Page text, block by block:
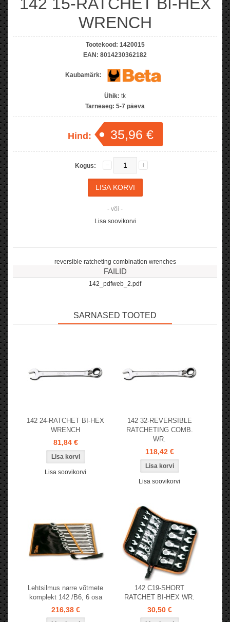
WRENCH
Tootekood: 1420015
EAN: 8014230362182
Kaubamärk:
Ühik: tk
Tarneaeg: 5-7 päeva
Hind: 35,96 €
Kogus:
- või -
Lisa soovikorvi
reversible ratcheting combination wrenches
FAILID
142_pdfweb_2.pdf
SARNASED TOOTED
142 24-RATCHET BI-HEX
WRENCH
81,84 €
Lisa soovikorvi
142 32-REVERSIBLE
RATCHETING COMB.
WR.
118,42 €
Lisa soovikorvi
Lehtsilmus narre võtmete
komplekt 142 /B6, 6 osa
216,38 €
142 C19-SHORT
RATCHET BI-HEX WR.
30,50 €